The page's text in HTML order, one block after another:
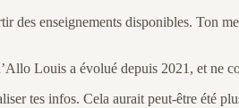
des enseignements disponibles. Ton
Louis a évolué depuis 2021, et ne
tes infos. Cela aurait peut-être été